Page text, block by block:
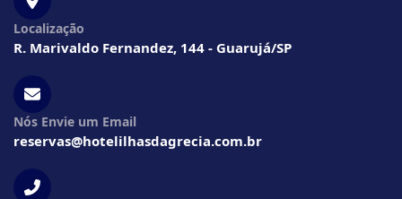
Localização
R. Marivaldo Fernandez, 144 - Guarujá/SP
Nós Envie um Email
reservas@hotelilhasdagrecia.com.br